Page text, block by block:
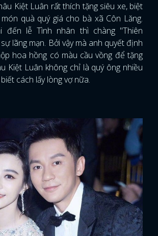
Kiệt Luân rất thích tặng siêu xe, biệt
quà quý giá cho bà xã Côn Lăng.
đến lễ Tình nhân thì chàng "Thiên
lãng mạn. Bởi vậy mà anh quyết định
hoa hồng có màu cầu vồng để tặng
Kiệt Luân không chỉ là quý ông nhiều
cách lấy lòng vợ nữa.